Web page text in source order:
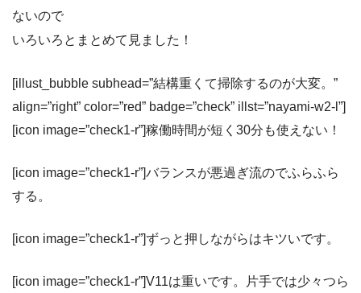
ないので
いろいろとまとめて見ました！
[illust_bubble subhead=”結構重くて掃除するのが大変。”
align=”right” color=”red” badge=”check” illst=”nayami-w2-l”]
[icon image=”check1-r”]稼働時間が短く30分も使えない！
[icon image=”check1-r”]バランスが悪過ぎ流のでふらふら
する。
[icon image=”check1-r”]ずっと押しながらはキツいです。
[icon image=”check1-r”]V11は重いです。片手では少々つら